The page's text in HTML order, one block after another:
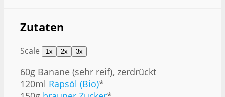
Zutaten
Scale 1x 2x 3x
60g Banane (sehr reif), zerdrückt
120ml Rapsöl (Bio)*